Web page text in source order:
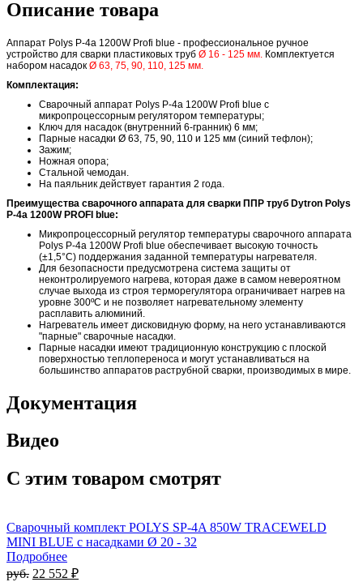
Описание товара
Аппарат Polys P-4a 1200W Profi blue - профессиональное ручное
устройство для сварки пластиковых труб Ø 16 - 125 мм. Комплектуется
набором насадок Ø 63, 75, 90, 110, 125 мм.
Комплектация:
Сварочный аппарат Polys P-4a 1200W Profi blue с
микропроцессорным регулятором температуры;
Ключ для насадок (внутренний 6-гранник) 6 мм;
Парные насадки Ø 63, 75, 90, 110 и 125 мм (синий тефлон);
Зажим;
Ножная опора;
Стальной чемодан.
На паяльник действует гарантия 2 года.
Преимущества сварочного аппарата для сварки ППР труб Dytron Polys
P-4a 1200W PROFI blue:
Микропроцессорный регулятор температуры сварочного аппарата
Polys P-4a 1200W Profi blue обеспечивает высокую точность
(±1,5°С) поддержания заданной температуры нагревателя.
Для безопасности предусмотрена система защиты от
неконтролируемого нагрева, которая даже в самом невероятном
случае выхода из строя терморегулятора ограничивает нагрев на
уровне 300ºС и не позволяет нагревательному элементу
расплавить алюминий.
Нагреватель имеет дисковидную форму, на него устанавливаются
"парные" сварочные насадки.
Парные насадки имеют традиционную конструкцию с плоской
поверхностью теплопереноса и могут устанавливаться на
большинство аппаратов раструбной сварки, производимых в мире.
Документация
Видео
С этим товаром смотрят
Сварочный комплект POLYS SP-4A 850W TRACEWELD
MINI BLUE с насадками Ø 20 - 32
Подробнее
руб. 22 552 ₽